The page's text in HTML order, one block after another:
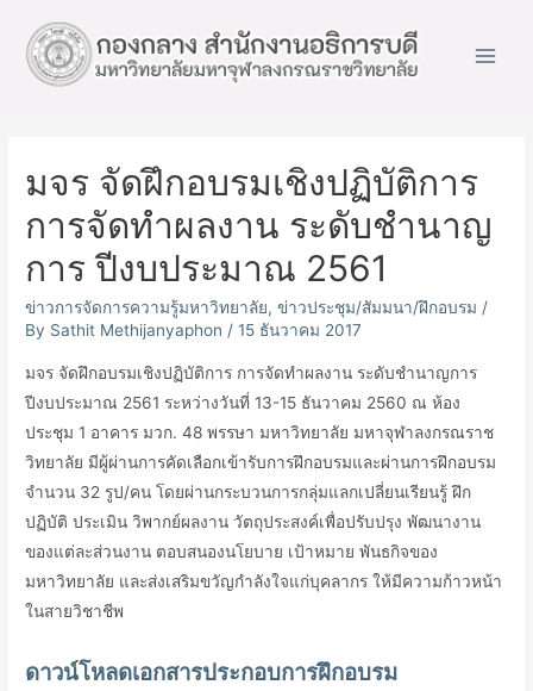
มจร จัดฝึกอบรมเชิงปฏิบัติการ
การจัดทำผลงาน ระดับชำนาญ
การ ปีงบประมาณ 2561
ข่าวการจัดการความรู้มหาวิทยาลัย,ข่าวประชุม/สัมมนา/ฝึกอบรม /
By Sathit Methijanyaphon /15 ธันวาคม 2017
มจร จัดฝึกอบรมเชิงปฏิบัติการ การจัดทำผลงาน ระดับชำนาญการ
ปีงบประมาณ 2561 ระหว่างวันที่ 13-15 ธันวาคม 2560 ณ ห้อง
ประชุม 1 อาคาร มวก. 48 พรรษา มหาวิทยาลัย มหาจุฬาลงกรณราช
วิทยาลัย มีผู้ผ่านการคัดเลือกเข้ารับการฝึกอบรมและผ่านการฝึกอบรม
จำนวน 32 รูป/คน โดยผ่านกระบวนการกลุ่มแลกเปลี่ยนเรียนรู้ ฝึก
ปฏิบัติ ประเมิน วิพากย์ผลงาน วัตถุประสงค์เพื่อปรับปรุง พัฒนางาน
ของแต่ละส่วนงาน ตอบสนองนโยบาย เป้าหมาย พันธกิจของ
มหาวิทยาลัย และส่งเสริมขวัญกำลังใจแก่บุคลากร ให้มีความก้าวหน้า
ในสายวิชาชีพ
ดาวน์โหลดเอกสารประกอบการฝึกอบรม